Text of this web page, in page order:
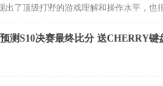
了顶级打野的游戏理解和操作水平，也
测S10决赛最终比分 送CHERRY键